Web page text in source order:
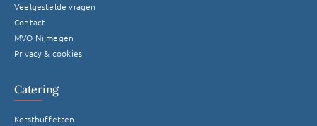
Veelgestelde vragen
Contact
MVO Nijmegen
Privacy & cookies
Catering
Kerstbuffetten